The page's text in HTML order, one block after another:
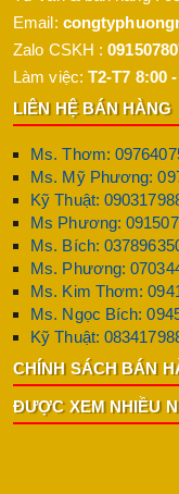
Email:
Zalo CSKH :
Làm việc: T2-T7 8:00
LIÊN HỆ BÁN HÀNG
Ms. Thơm:
Ms. Mỹ Phương:
Kỹ Thuật:
Ms Phương:
Ms. Bích:
Ms. Phương:
Ms. Kim Thơm:
Ms. Ngọc Bích:
Kỹ Thuật:
CHÍNH SÁCH BÁN
ĐƯỢC XEM NHIỀU